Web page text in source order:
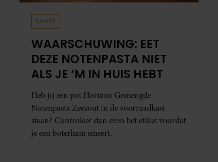
SANTE
WAARSCHUWING: EET
DEZE NOTENPASTA NIET
ALS JE ‘M IN HUIS HEBT
Heb jij een pot Horizon Gemengde
Notenpasta Zeezout in de voorraadkast
staan? Controleer dan even het etiket voordat
je een boterham smeert.